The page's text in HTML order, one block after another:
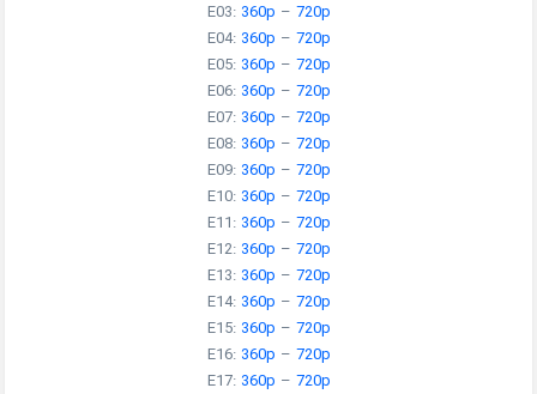
E03: 360p – 720p
E04: 360p – 720p
E05: 360p – 720p
E06: 360p – 720p
E07: 360p – 720p
E08: 360p – 720p
E09: 360p – 720p
E10: 360p – 720p
E11: 360p – 720p
E12: 360p – 720p
E13: 360p – 720p
E14: 360p – 720p
E15: 360p – 720p
E16: 360p – 720p
E17: 360p – 720p